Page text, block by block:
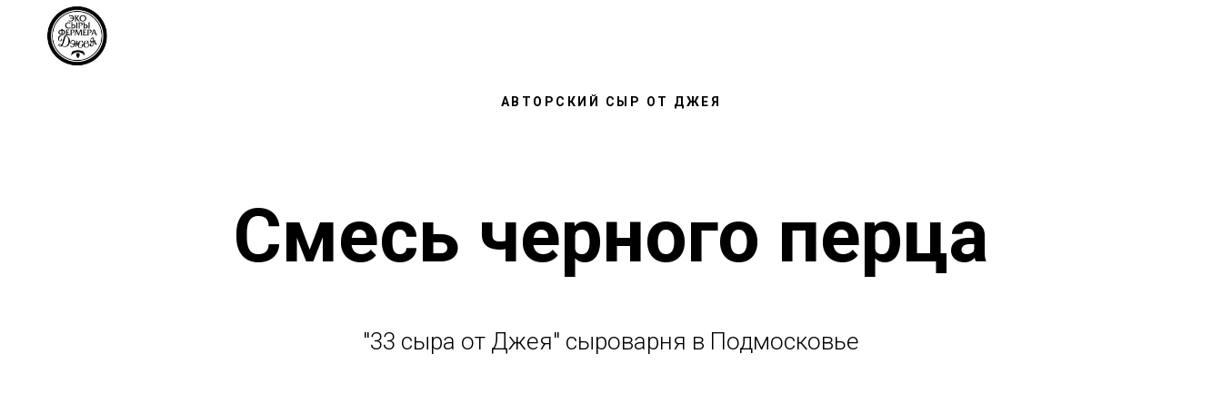
АВТОРСКИЙ СЫР ОТ ДЖЕЯ
Смесь черного перца
"33 сыра от Джея" сыроварня в Подмосковье